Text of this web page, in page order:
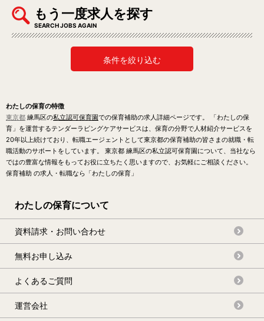
もう一度求人を探す
SEARCH JOBS AGAIN
条件を絞り込む
わたしの保育の特徴
東京都 練馬区の私立認可保育園での保育補助の求人詳細ページです。 「わたしの保
育」を運営するテンダーラビングケアサービスは、保育の分野で人材紹介サービスを
20年以上続けており、転職エージェントとして東京都の保育補助の皆さまの就職・転
職活動のサポートをしています。 東京都 練馬区の私立認可保育園について、当社なら
ではの豊富な情報をもってお役に立ちたく思いますので、お気軽にご相談ください。
保育補助 の求人・転職なら「わたしの保育」
わたしの保育について
資料請求・お問い合わせ
無料お申し込み
よくあるご質問
運営会社